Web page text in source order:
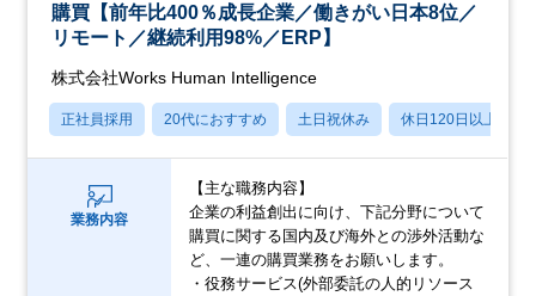
購買【前年比400％成長企業／働きがい日本8位／
リモート／継続利用98%／ERP】
株式会社Works Human Intelligence
正社員採用 20代におすすめ 土日祝休み 休日120日以上
業務内容
【主な職務内容】
企業の利益創出に向け、下記分野について
購買に関する国内及び海外との渉外活動な
ど、一連の購買業務をお願いします。
・役務サービス(外部委託の人的リソース